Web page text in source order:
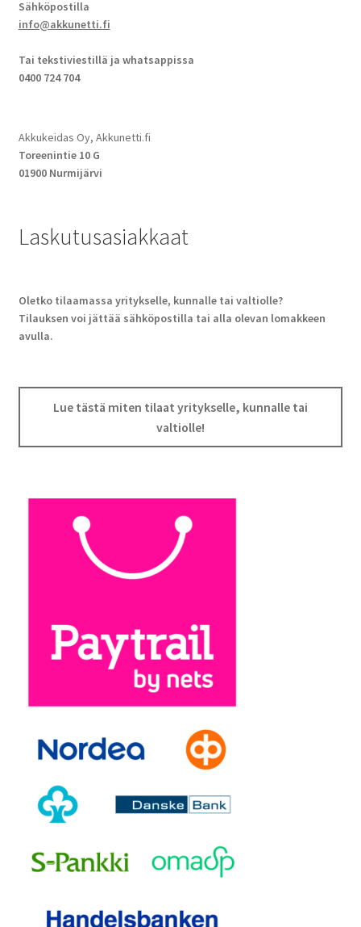
Sähköpostilla
info@akkunetti.fi
Tai tekstiviestillä ja whatsappissa
0400 724 704
Akkukeidas Oy, Akkunetti.fi
Toreenintie 10 G
01900 Nurmijärvi
Laskutusasiakkaat
Oletko tilaamassa yritykselle, kunnalle tai valtiolle?
Tilauksen voi jättää sähköpostilla tai alla olevan lomakkeen
avulla.
Lue tästä miten tilaat yritykselle, kunnalle tai
valtiolle!